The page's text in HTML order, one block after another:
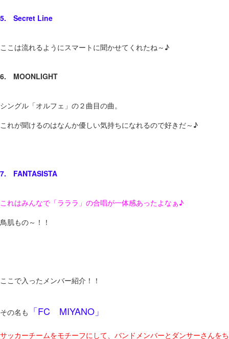
5. Secret Line
ここは流れるようにスマートに聞かせてくれたね～♪
6. MOONLIGHT
シングル「オルフェ」の２曲目の曲。
これが聞けるのはなんか優しい気持ちになれるので好きだ～♪
7. FANTASISTA
これはみんなで「ラララ」の合唱が一体感あったよなぁ♪
鳥肌もの～！！
ここで入ったメンバー紹介！！
その名も 「FC MIYANO」
サッカーチームをモチーフにして、バンドメンバーとダンサーさんをち